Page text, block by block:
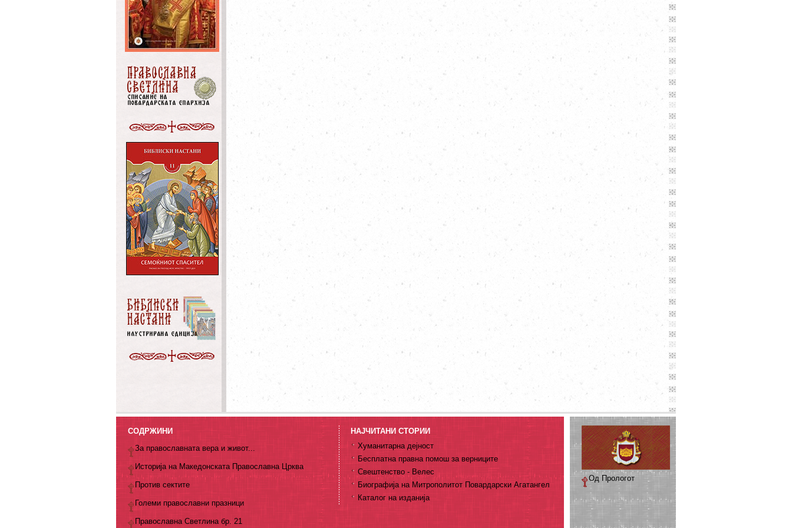
СОДРЖИНИ
За православната вера и живот...
Историја на Македонската Православна Црква
Против сектите
Големи православни празници
Православна Светлина бр. 21
НАЈЧИТАНИ СТОРИИ
Хуманитарна дејност
Бесплатна правна помош за верниците
Свештенство - Велес
Биографија на Митрополитот Повардарски Агатангел
Каталог на изданија
Од Прологот